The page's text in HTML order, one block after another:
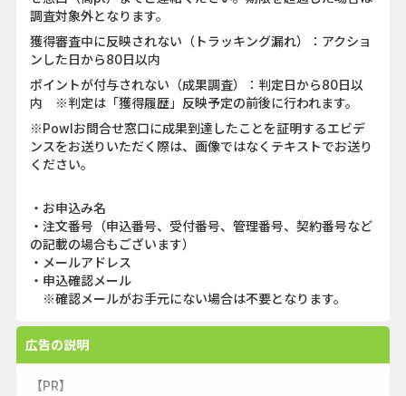
調査対象外となります。
獲得審査中に反映されない（トラッキング漏れ）：アクショ
ンした日から80日以内
ポイントが付与されない（成果調査）：判定日から80日以
内 ※判定は「獲得履歴」反映予定の前後に行われます。
※Powlお問合せ窓口に成果到達したことを証明するエビデ
ンスをお送りいただく際は、画像ではなくテキストでお送り
ください。
・お申込み名
・注文番号（申込番号、受付番号、管理番号、契約番号など
の記載の場合もございます）
・メールアドレス
・申込確認メール
※確認メールがお手元にない場合は不要となります。
広告の説明
【PR】